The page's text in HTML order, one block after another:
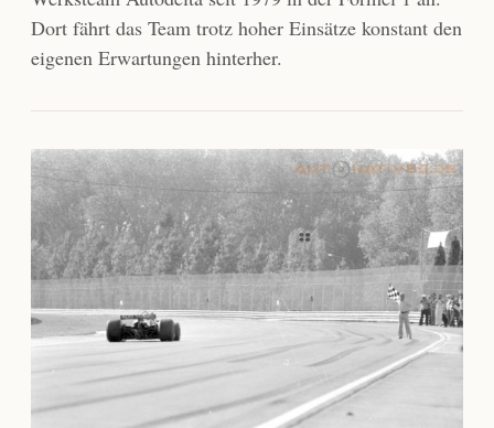
Dort fährt das Team trotz hoher Einsätze konstant den
eigenen Erwartungen hinterher.